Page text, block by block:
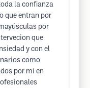
la confianza
que entran por
por
que
y con el
como
por mi en